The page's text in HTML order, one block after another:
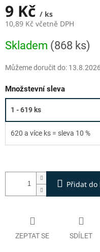
9 Kč / ks
10,89 Kč včetně DPH
cena:
Skladem (868 ks)
Můžeme doručit do: 13.8.2026
Množstevní sleva
1 - 619 ks
620 a více ks = sleva 10 %
Přidat do
ZEPTAT SE SDÍLET